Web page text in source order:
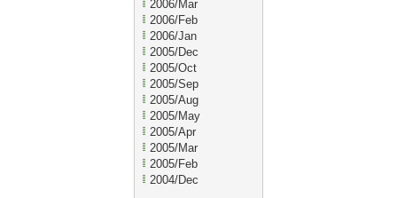
2006/Mar
2006/Feb
2006/Jan
2005/Dec
2005/Oct
2005/Sep
2005/Aug
2005/May
2005/Apr
2005/Mar
2005/Feb
2004/Dec